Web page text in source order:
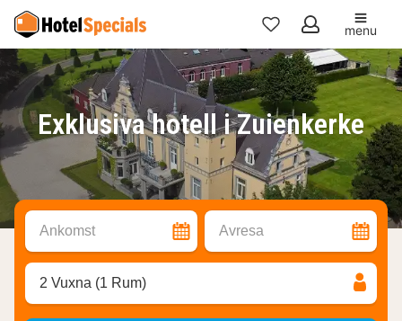
Mina
favoriter
menu
Exklusiva hotell i Zuienkerke
Ankomst Avresa
2 Vuxna (1 Rum)